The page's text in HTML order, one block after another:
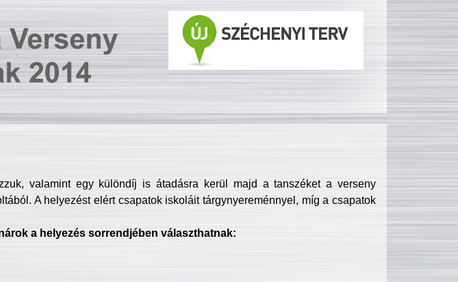
valamint egy különdíj is átadásra kerül majd a tanszéket a verseny
A helyezést elért csapatok iskoláit tárgynyereménnyel, míg a csapatok
a helyezés sorrendjében választhatnak: